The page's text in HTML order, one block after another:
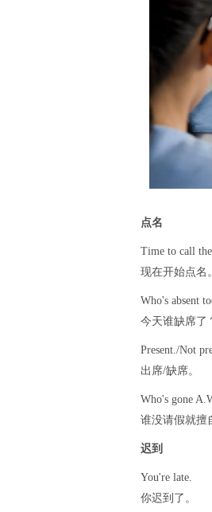
点名
Time to call
现在开始点名。
Who's absent
今天谁缺席了
Present./Not
出席/缺席。
Who's gone
谁没请假就擅
迟到
You're late.
你迟到了。